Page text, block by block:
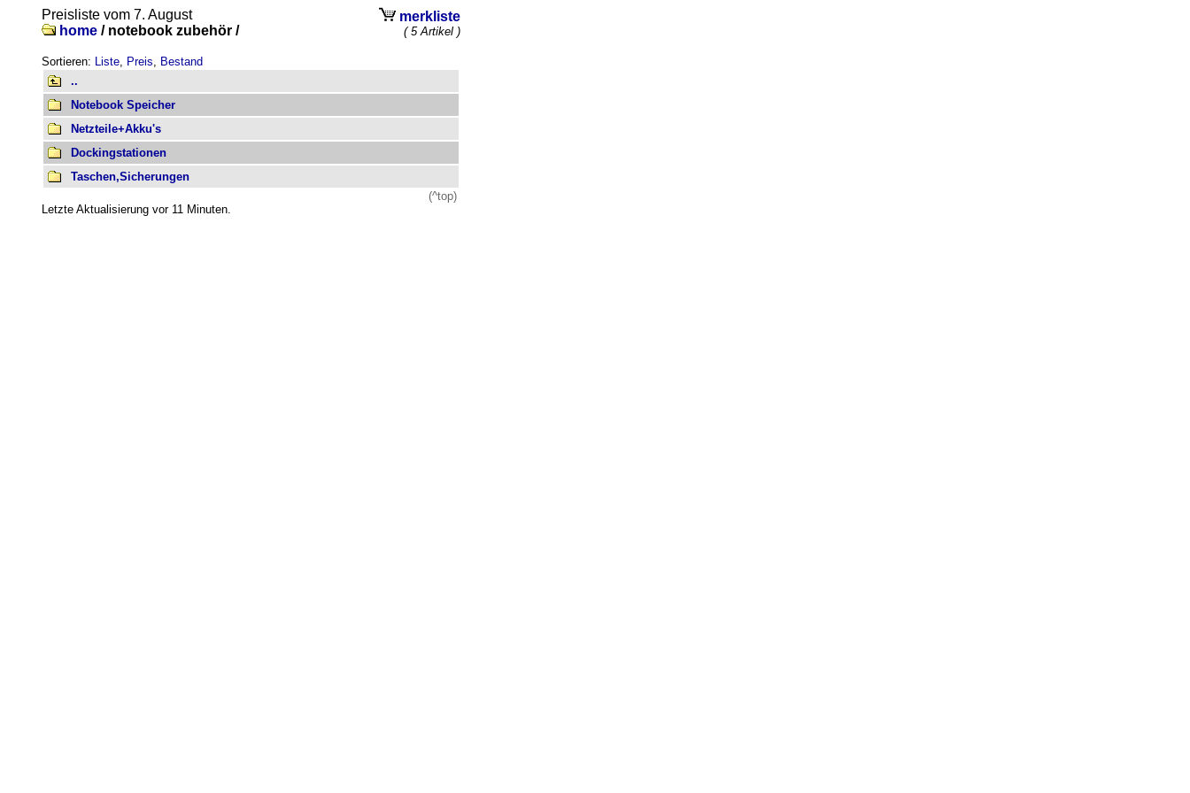
Preisliste vom 7. August
home / notebook zubehör /
merkliste
( 5 Artikel )
Sortieren: Liste, Preis, Bestand
..
Notebook Speicher
Netzteile+Akku's
Dockingstationen
Taschen,Sicherungen
(^top)
Letzte Aktualisierung vor 11 Minuten.